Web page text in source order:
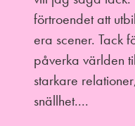
förtroendet att
era scener. Tack
påverka världen
starkare
snällhet....